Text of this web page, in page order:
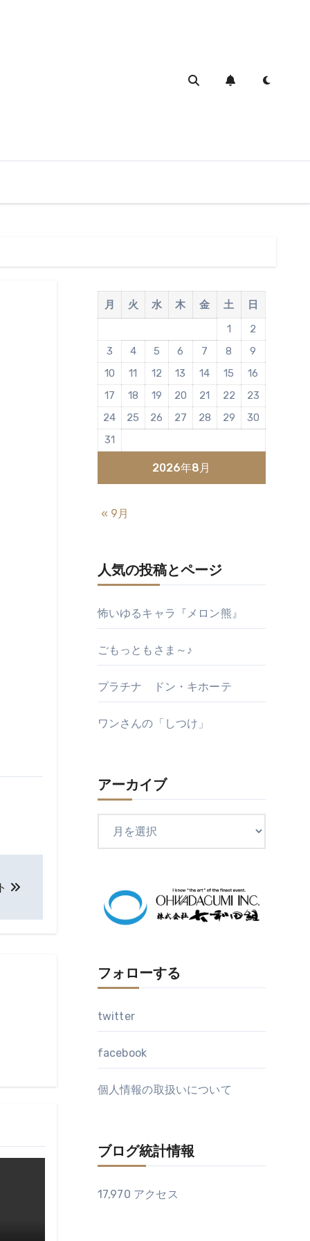
2026年8月
月 火 水 木 金 土
日
1
2
3
4 5 6 7 8
9
10
11 12 13 14 15
16
17
18 19 20 21 22
23
24
25 26 27 28 29
30
31
« 9月
人気の投稿とページ
怖いゆるキャラ『メロン熊』
ごもっともさま～♪
プラチナ ドン・キホーテ
ワンさんの「しつけ」
アーカイブ
ブ
フォローする
twitter
facebook
個人情報の取扱いについて
ブログ統計情報
17,970 アクセス